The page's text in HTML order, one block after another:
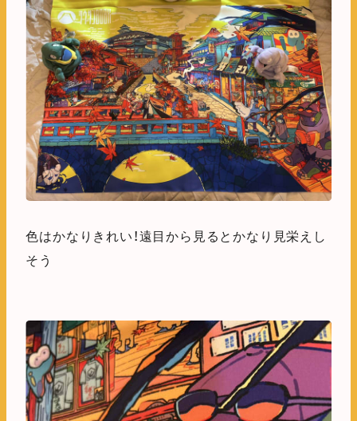
色はかなりきれい！遠目から見るとかなり見栄えし
そう